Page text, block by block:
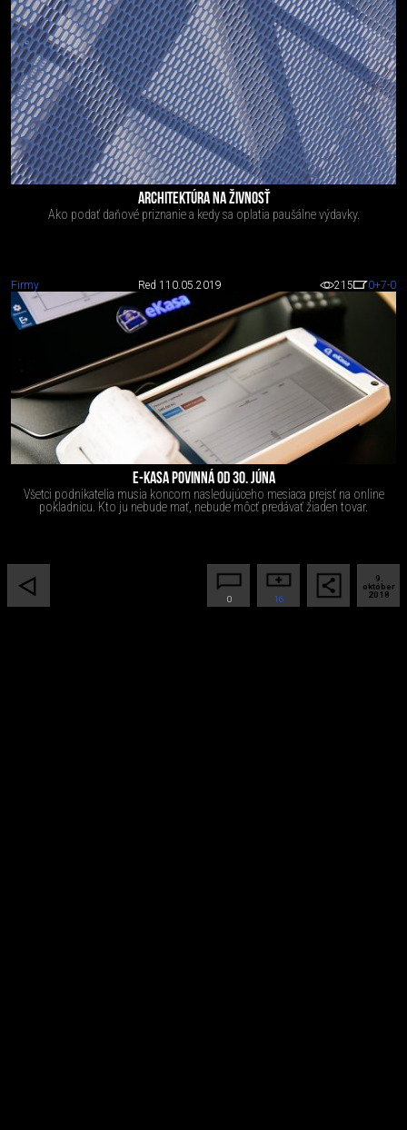
ARCHITEKTÚRA NA ŽIVNOSŤ
Ako podať daňové priznanie a kedy sa oplatia paušálne výdavky.
Firmy Red 1 10.05.2019 215 0+7-0
E-KASA POVINNÁ OD 30. JÚNA
Všetci podnikatelia musia koncom nasledujúceho mesiaca prejsť na online
pokladnicu. Kto ju nebude mať, nebude môcť predávať žiaden tovar.
9.
október
2018
16
0